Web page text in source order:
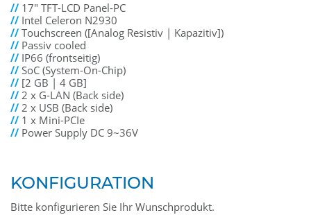
// 17" TFT-LCD Panel-PC
// Intel Celeron N2930
//Touchscreen ([Analog Resistiv | Kapazitiv])
// Passiv cooled
// IP66 (frontseitig)
//SoC (System-On-Chip)
// [2 GB | 4 GB]
//2 x G-LAN (Back side)
//2 x USB (Back side)
// 1 x Mini-PCIe
// Power Supply DC 9~36V
KONFIGURATION
Bitte konfigurieren Sie Ihr Wunschprodukt.